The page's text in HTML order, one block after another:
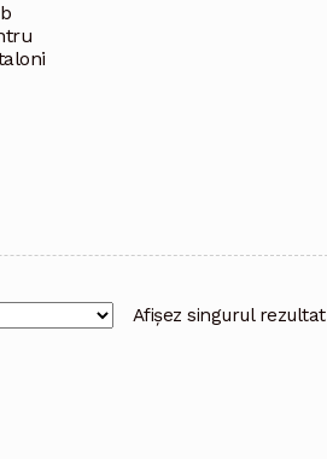
Afișez singurul rezultat